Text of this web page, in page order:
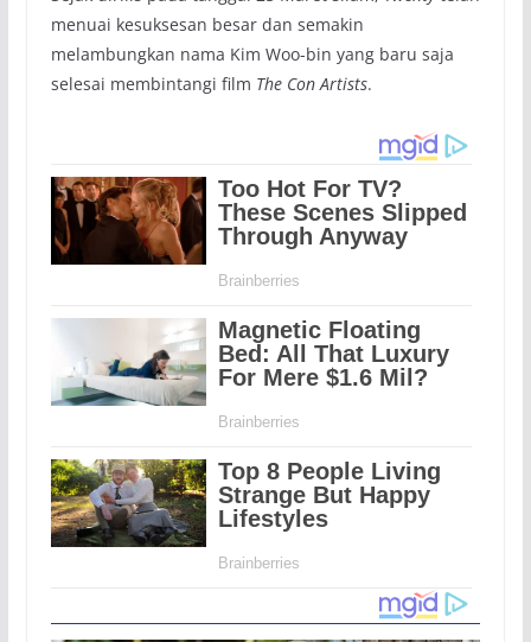
menuai kesuksesan besar dan semakin
melambungkan nama Kim Woo-bin yang baru saja
selesai membintangi film The Con Artists.